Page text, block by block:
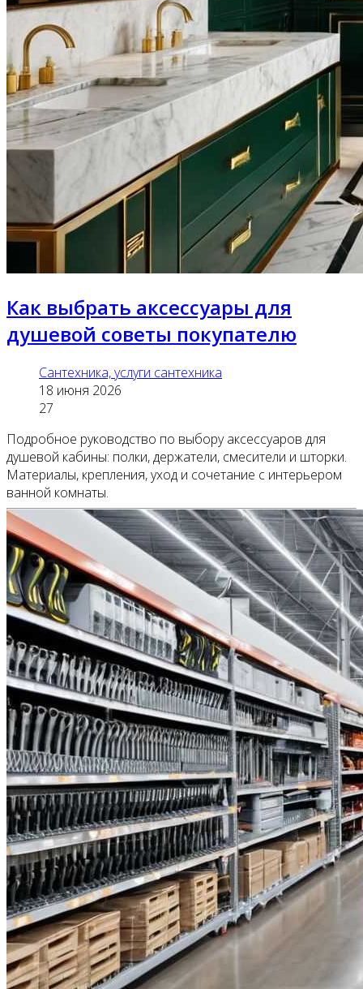
Как выбрать аксессуары для
душевой советы покупателю
Сантехника, услуги сантехника
18 июня 2026
27
Подробное руководство по выбору аксессуаров для
душевой кабины: полки, держатели, смесители и шторки.
Материалы, крепления, уход и сочетание с интерьером
ванной комнаты.